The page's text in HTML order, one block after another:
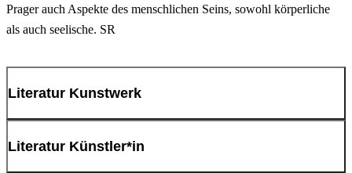
Prager auch Aspekte des menschlichen Seins, sowohl körperliche
als auch seelische. SR
Literatur Kunstwerk
1983, S. 57-59; Arbeitskreis „Kunst in Deutschland“ (Hg.):
Deutsche Kunst der Gegenwart in öffentlichen Sammlungen,
Jahrbuch der Neuerwerbungen 1981, Berlin 1983, S. 227; Kunst
Literatur Künstler*in